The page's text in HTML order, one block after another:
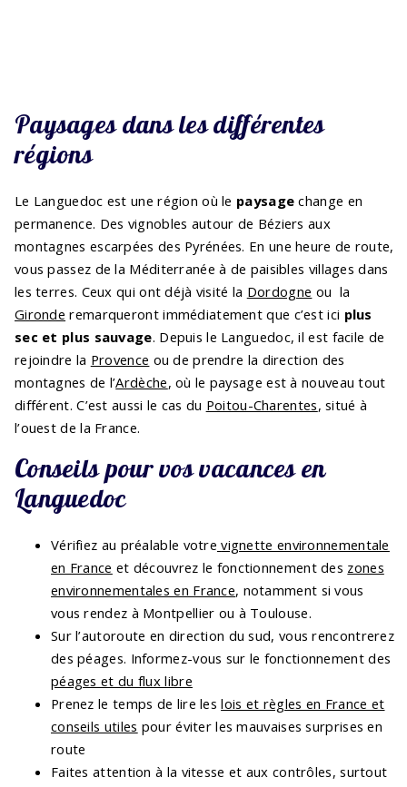
Paysages dans les différentes
régions
Le Languedoc est une région où le paysagechange en
permanence. Des vignobles autour de Béziers aux
montagnes escarpées des Pyrénées. En une heure de route,
vous passez de la Méditerranée à de paisibles villages dans
les terres. Ceux qui ont déjà visité la Dordogne ou la
Gironde remarqueront immédiatement que c’est ici plus
sec et plus sauvage. Depuis le Languedoc, il est facile de
rejoindre la Provence ou de prendre la direction des
montagnes de l’Ardèche, où le paysage est à nouveau tout
différent. C’est aussi le cas du Poitou-Charentes, situé à
l’ouest de la France.
Conseils pour vos vacances en
Languedoc
Vérifiez au préalable votre vignette environnementale
en France et découvrez le fonctionnement des zones
environnementales en France, notamment si vous
vous rendez à Montpellier ou à Toulouse.
Sur l’autoroute en direction du sud, vous rencontrerez
des péages. Informez-vous sur le fonctionnement des
péages et du flux libre
Prenez le temps de lire leslois et règles en France et
conseils utiles pour éviter les mauvaises surprises en
route
Faites attention à la vitesse et aux contrôles, surtout